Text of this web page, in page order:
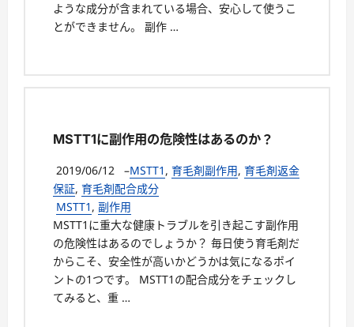
ような成分が含まれている場合、安心して使うこ
とができません。 副作 …
MSTT1に副作用の危険性はあるのか？
2019/06/12 –MSTT1 , 育毛剤副作用, 育毛剤返金
保証, 育毛剤配合成分
MSTT1 , 副作用
MSTT1に重大な健康トラブルを引き起こす副作用
の危険性はあるのでしょうか？ 毎日使う育毛剤だ
からこそ、安全性が高いかどうかは気になるポイ
ントの1つです。 MSTT1の配合成分をチェックし
てみると、重 …